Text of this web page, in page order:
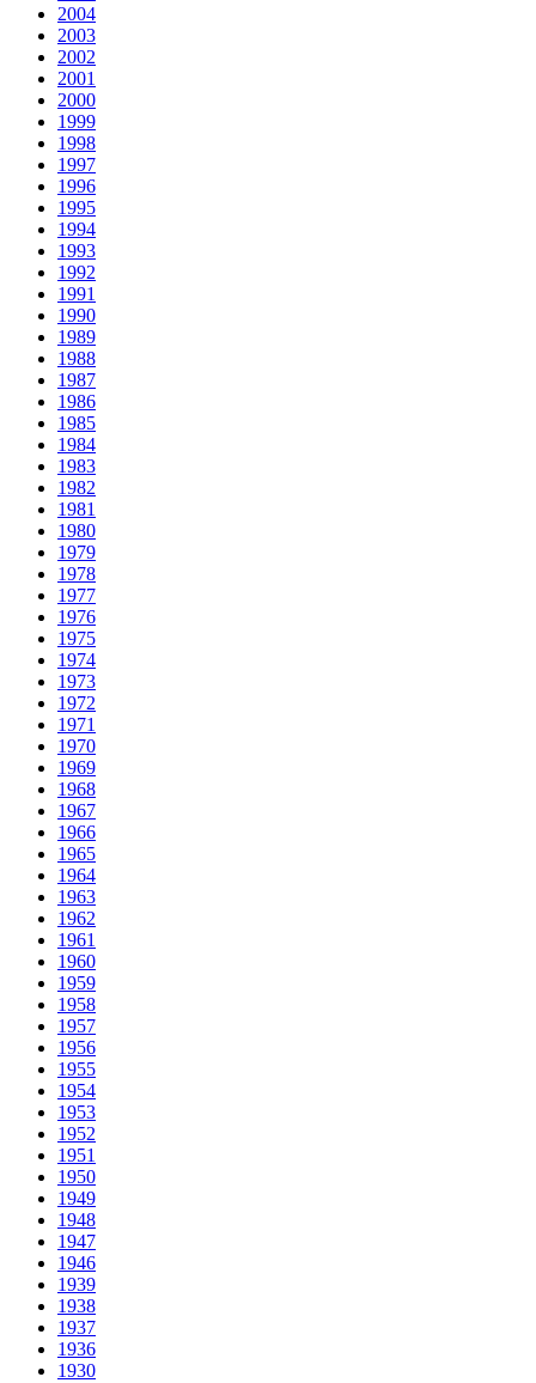
2004
2003
2002
2001
2000
1999
1998
1997
1996
1995
1994
1993
1992
1991
1990
1989
1988
1987
1986
1985
1984
1983
1982
1981
1980
1979
1978
1977
1976
1975
1974
1973
1972
1971
1970
1969
1968
1967
1966
1965
1964
1963
1962
1961
1960
1959
1958
1957
1956
1955
1954
1953
1952
1951
1950
1949
1948
1947
1946
1939
1938
1937
1936
1930